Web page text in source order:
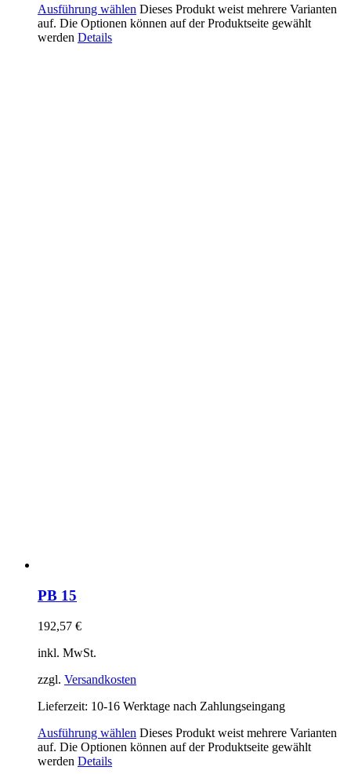
Ausführung wählen Dieses Produkt weist mehrere Varianten
auf. Die Optionen können auf der Produktseite gewählt
werden Details
PB 15
192,57 €
inkl. MwSt.
zzgl. Versandkosten
Lieferzeit: 10-16 Werktage nach Zahlungseingang
Ausführung wählen Dieses Produkt weist mehrere Varianten
auf. Die Optionen können auf der Produktseite gewählt
werden Details